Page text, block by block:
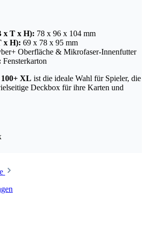
x T x H): 78 x 96 x 104 mm
x H): 69 x 78 x 95 mm
Oberfläche & Mikrofaser-Innenfutter
Fensterkarton
100+ XL ist die ideale Wahl für Spieler, die
Deckbox für ihre Karten und